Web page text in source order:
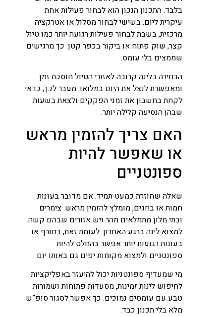
בלבד. התכנון הנכון הוא לבחור פעילות אחת
עיקרית ליום. בשישי לבחור מסלול או אטרקציה
מרכזית, בשבת לבחור פעילות רגועה יותר כמו טיול
קצר, שוק פתוח או ביקור בכפר קטן. כך מרגישים
שממצים בלי עומס.
הבחירה בלינה קרובה לאזורי הטיול חוסכת זמן
ומאפשרת לנצל את היום במלואו. מעבר לכך, כדאי
לקחת בחשבון את זמני הפקקים ולצאת בשעות
שבהן הנסיעה קלילה יותר.
האם צריך להזמין מראש
או שאפשר להיות
ספונטניים
שאלה שחוזרת כמעט תמיד. אם מדובר בעונות
חמות או בחגים, מומלץ להזמין מראש. צימרים
ובתי מלון מתמלאים מהר ויש אזורים שבהם קשה
למצוא לינה ברגע האחרון. לעומת זאת, בחורף או
בעונות רגועות יותר אפשר בהחלט להיות
ספונטניים ולמצוא מקומות יפים גם באותו יום.
מי שמעדיף ספונטניות יכול להיעזר באפליקציות
לחיפוש לינות זמינות, מסעדות פתוחות ושמורות
טבע עם עומסים נמוכים. כך אפשר לסגור סופ”ש
מלא בלי תכנון כבד.